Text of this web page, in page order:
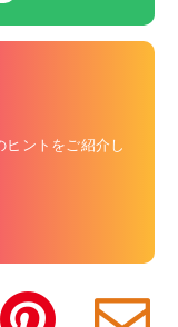
ヒントをご紹介し